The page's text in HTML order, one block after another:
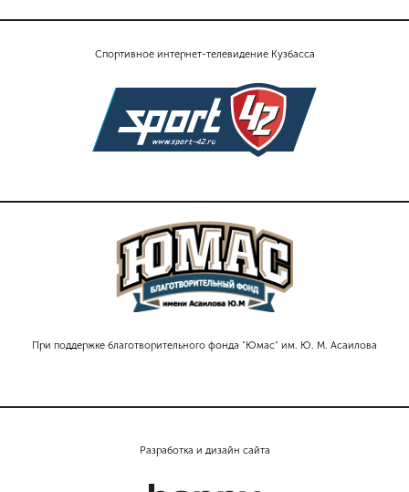
Спортивное интернет-телевидение Кузбасса
При поддержке благотворительного фонда "Юмас" им. Ю. М. Асаилова
Разработка и дизайн сайта